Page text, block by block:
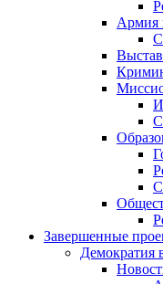
Армия
Завершенные
Демократия